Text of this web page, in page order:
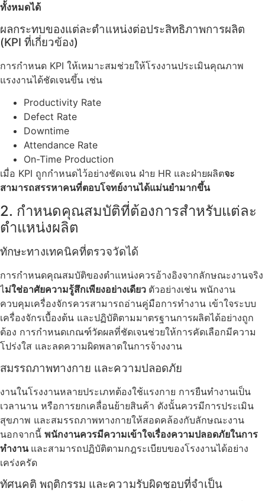
ทั้งหมดได้
ผลกระทบของแต่ละตำแหน่งต่อประสิทธิภาพการผลิต
(KPI ที่เกี่ยวข้อง)
การกำหนด KPI ให้เหมาะสมช่วยให้โรงงานประเมินคุณภาพ
แรงงานได้ชัดเจนขึ้น เช่น
Productivity Rate
Defect Rate
Downtime
Attendance Rate
On-Time Production
เมื่อ KPI ถูกกำหนดไว้อย่างชัดเจน ฝ่าย HR และฝ่ายผลิตจะ
สามารถสรรหาคนที่ตอบโจทย์งานได้แม่นยำมากขึ้น
2. กำหนดคุณสมบัติที่ต้องการสำหรับแต่ละ
ตำแหน่งผลิต
ทักษะทางเทคนิคที่ตรวจวัดได้
การกำหนดคุณสมบัติของตำแหน่งควรอ้างอิงจากลักษณะงานจริง
ไม่ใช่อาศัยความรู้สึกเพียงอย่างเดียว ตัวอย่างเช่น พนักงาน
ควบคุมเครื่องจักรควรสามารถอ่านคู่มือการทำงาน เข้าใจระบบ
เครื่องจักรเบื้องต้น และปฏิบัติตามมาตรฐานการผลิตได้อย่างถูก
ต้อง การกำหนดเกณฑ์วัดผลที่ชัดเจนช่วยให้การคัดเลือกมีความ
โปร่งใส และลดความผิดพลาดในการจ้างงาน
สมรรถภาพทางกาย และความปลอดภัย
งานในโรงงานหลายประเภทต้องใช้แรงกาย การยืนทำงานเป็น
เวลานาน หรือการยกเคลื่อนย้ายสินค้า ดังนั้นควรมีการประเมิน
สุขภาพ และสมรรถภาพทางกายให้สอดคล้องกับลักษณะงาน
นอกจากนี้ พนักงานควรมีความเข้าใจเรื่องความปลอดภัยในการ
ทำงาน และสามารถปฏิบัติตามกฎระเบียบของโรงงานได้อย่าง
เคร่งครัด
ทัศนคติ พฤติกรรม และความรับผิดชอบที่จำเป็น